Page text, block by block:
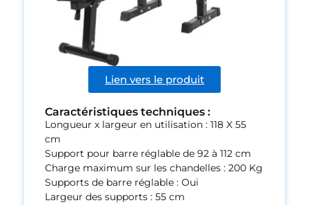
Lien vers le produit
Caractéristiques techniques :
Longueur x largeur en utilisation : 118 X 55
cm
Support pour barre réglable de 92 à 112 cm
Charge maximum sur les chandelles : 200 Kg
Supports de barre réglable : Oui
Largeur des supports : 55 cm